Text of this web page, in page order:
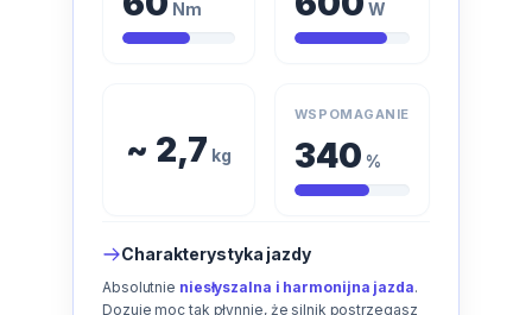
Nm W
~ 2,7 kg
WSPOMAGANIE
340 %
Charakterystyka jazdy
Absolutnie niesłyszalna i harmonijna jazda.
Dozuje moc tak płynnie, że silnik postrzegasz